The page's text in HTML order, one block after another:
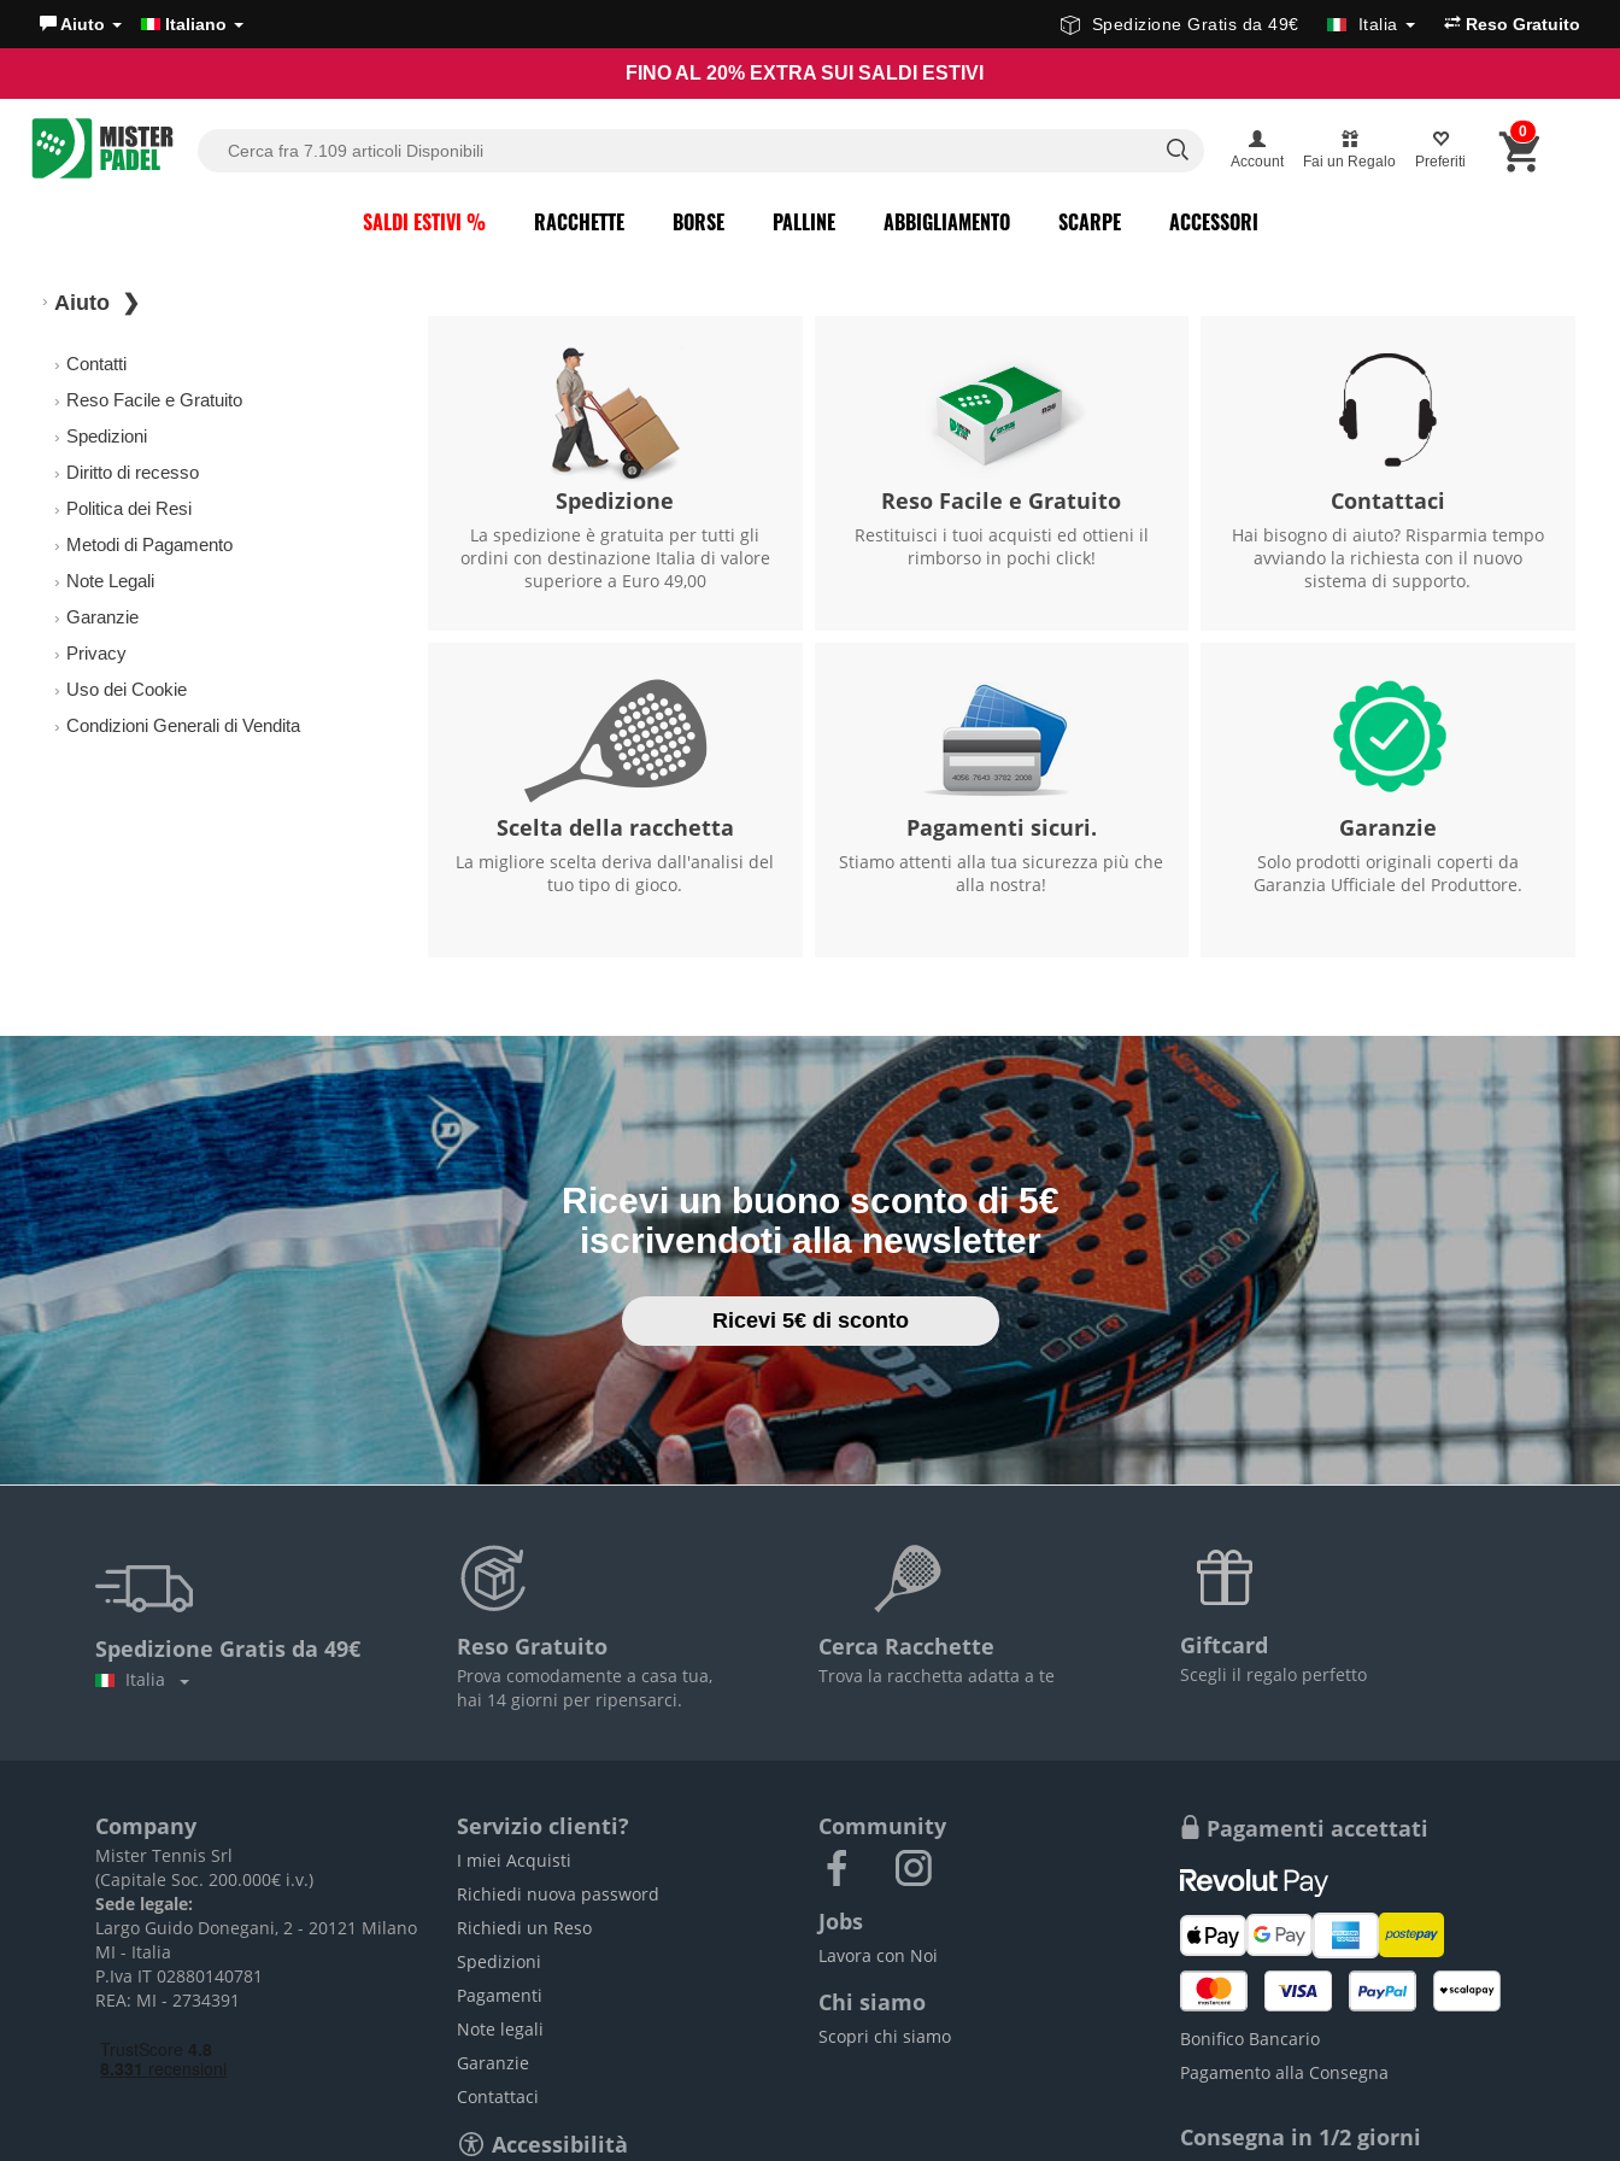
Aiuto Italiano Spedizione Gratis da 49€ Italia Reso Gratuito
FINO AL 20% EXTRA SUI SALDI ESTIVI
Account Fai un Regalo Preferiti
0
SALDI ESTIVI % RACCHETTE BORSE PALLINE ABBIGLIAMENTO SCARPE ACCESSORI
Aiuto
Contatti
Reso Facile e Gratuito
Spedizioni
Diritto di recesso
Politica dei Resi
Metodi di Pagamento
Note Legali
Garanzie
Privacy
Uso dei Cookie
Condizioni Generali di Vendita
Spedizione
La spedizione è gratuita per tutti gli
ordini con destinazione Italia di valore
superiore a Euro 49,00
Reso Facile e Gratuito
Restituisci i tuoi acquisti ed ottieni il
rimborso in pochi click!
Contattaci
Hai bisogno di aiuto? Risparmia tempo
avviando la richiesta con il nuovo
sistema di supporto.
Scelta della racchetta
La migliore scelta deriva dall'analisi del
tuo tipo di gioco.
Pagamenti sicuri.
Stiamo attenti alla tua sicurezza più che
alla nostra!
Garanzie
Solo prodotti originali coperti da
Garanzia Ufficiale del Produttore.
Ricevi un buono sconto di 5€
iscrivendoti alla newsletter
Ricevi 5€ di sconto
Spedizione Gratis da 49€
Italia
Reso Gratuito
Prova comodamente a casa tua,
hai 14 giorni per ripensarci.
Cerca Racchette
Trova la racchetta adatta a te
Giftcard
Scegli il regalo perfetto
Company
Mister Tennis Srl
(Capitale Soc. 200.000€ i.v.)
Sede legale:
Largo Guido Donegani, 2 - 20121 Milano
MI - Italia
P.Iva IT 02880140781
REA: MI - 2734391
Servizio clienti?
I miei Acquisti
Richiedi nuova password
Richiedi un Reso
Spedizioni
Pagamenti
Note legali
Garanzie
Contattaci
Accessibilità
Community
Jobs
Lavora con Noi
Chi siamo
Scopri chi siamo
Pagamenti accettati
Bonifico Bancario
Pagamento alla Consegna
Consegna in 1/2 giorni